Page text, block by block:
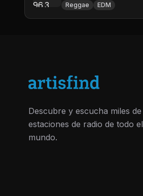
Reggae EDM
Descubre y escucha miles de
estaciones de radio de todo el
mundo.